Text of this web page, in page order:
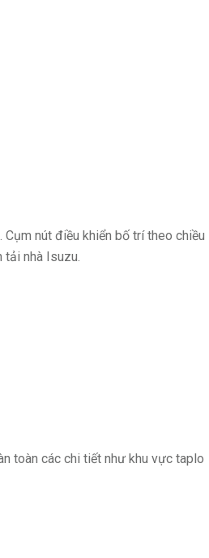
nút điều khiển bố trí theo chiều
tải nhà Isuzu.
toàn các chi tiết như khu vực taplo